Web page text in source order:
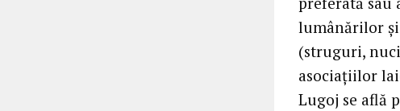
lumânărilor
(struguri,
asociaţiilor
Lugoj se află